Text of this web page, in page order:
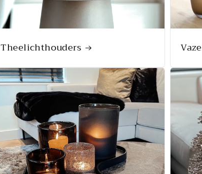
Theelichthouders